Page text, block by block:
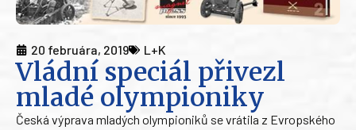
20 februára, 2019 L+K
Vládní speciál přivezl
mladé olympioniky
Česká výprava mladých olympioniků se vrátila z Evropského